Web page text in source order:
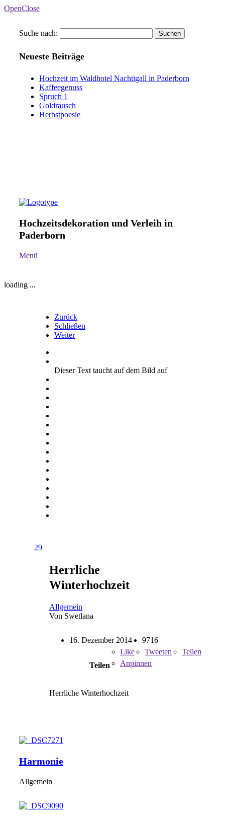
OpenClose
Suche nach:
Neueste Beiträge
Hochzeit im Waldhotel Nachtigall in Paderborn
Kaffeegenuss
Spruch 1
Goldrausch
Herbstpoesie
Hochzeitsdekoration und Verleih in
Paderborn
Menü
loading ...
Zurück
Schließen
Weiter
Dieser Text taucht auf dem Bild auf
29
Herrliche
Winterhochzeit
Allgemein
Von Swetlana
16. Dezember 2014 9716
Teilen
Like Tweeten
Teilen
Anpinnen
Herrliche Winterhochzeit
Harmonie
Allgemein